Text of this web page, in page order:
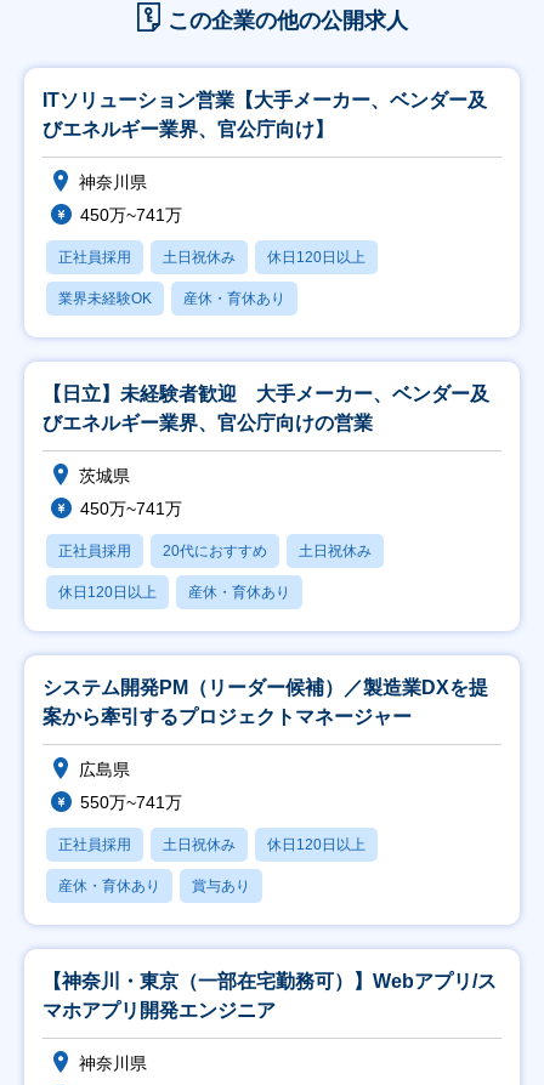
この企業の他の公開求人
ITソリューション営業【大手メーカー、ベンダー及
びエネルギー業界、官公庁向け】
神奈川県
450万~741万
正社員採用 土日祝休み 休日120日以上
業界未経験OK 産休・育休あり
【日立】未経験者歓迎 大手メーカー、ベンダー及
びエネルギー業界、官公庁向けの営業
茨城県
450万~741万
正社員採用 20代におすすめ 土日祝休み
休日120日以上 産休・育休あり
システム開発PM（リーダー候補）／製造業DXを提
案から牽引するプロジェクトマネージャー
広島県
550万~741万
正社員採用 土日祝休み 休日120日以上
産休・育休あり 賞与あり
【神奈川・東京（一部在宅勤務可）】Webアプリ/ス
マホアプリ開発エンジニア
神奈川県